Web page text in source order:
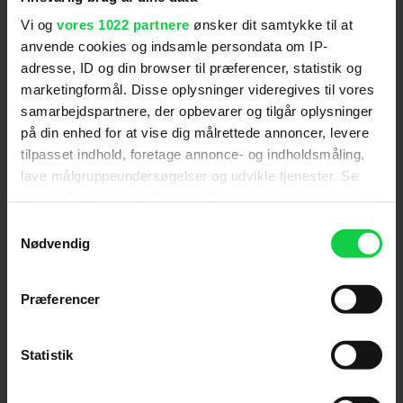
Vi og vores 1022 partnere ønsker dit samtykke til at
anvende cookies og indsamle persondata om IP-
adresse, ID og din browser til præferencer, statistik og
marketingformål. Disse oplysninger videregives til vores
samarbejdspartnere, der opbevarer og tilgår oplysninger
på din enhed for at vise dig målrettede annoncer, levere
tilpasset indhold, foretage annonce- og indholdsmåling,
lave målgruppeundersøgelser og udvikle tjenester. Se
tilbage eller ændre indstillinger fra vores
"Cookiedeklaration", eller ved at trykke på "Privacy
Indsamle præcise oplysninger om din placering,
Identificere din enhed baseret på en scanning af
Nødvendig
Præferencer
Statistik
For at se dette indhold skal
marketingcookies være slået til. Klik her
for at ændre dine indstillinger.
Mest læste nyheder